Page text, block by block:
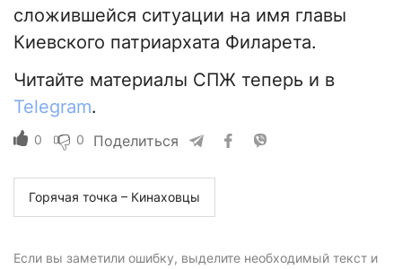
сложившейся ситуации на имя главы
Киевского патриархата Филарета.
Читайте материалы СПЖ теперь и в
Telegram.
0 0 Поделиться
Горячая точка – Кинаховцы
Если вы заметили ошибку, выделите необходимый текст и